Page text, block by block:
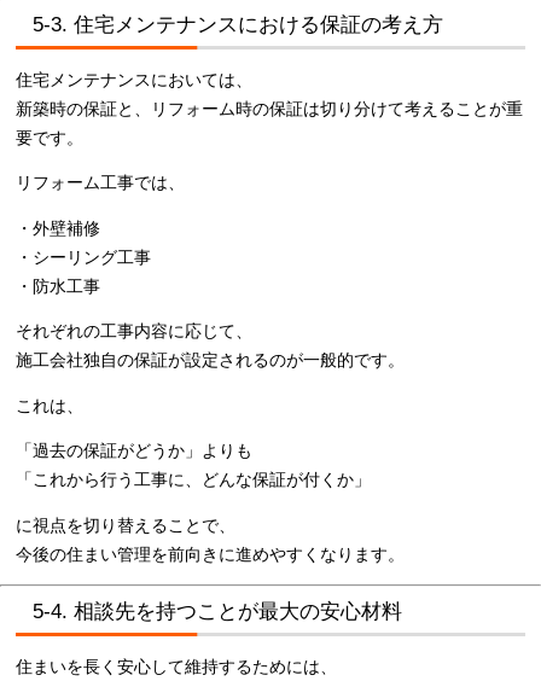
5-3. 住宅メンテナンスにおける保証の考え方
住宅メンテナンスにおいては、
新築時の保証と、リフォーム時の保証は切り分けて考えることが重
要です。
リフォーム工事では、
・外壁補修
・シーリング工事
・防水工事
それぞれの工事内容に応じて、
施工会社独自の保証が設定されるのが一般的です。
これは、
「過去の保証がどうか」よりも
「これから行う工事に、どんな保証が付くか」
に視点を切り替えることで、
今後の住まい管理を前向きに進めやすくなります。
5-4. 相談先を持つことが最大の安心材料
住まいを長く安心して維持するためには、